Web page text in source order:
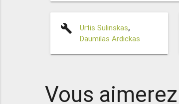
build Urtis Sulinskas,
Daumilas Ardickas
Vous